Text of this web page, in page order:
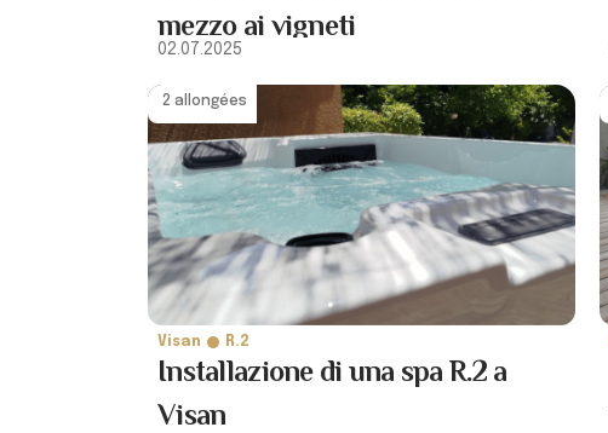
mezzo ai vigneti
02.07.2025
2 allongées
Visan R.2
Installazione di una spa R.2 a
Visan